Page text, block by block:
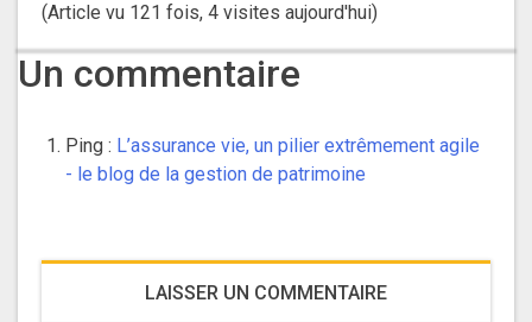
(Article vu 121 fois, 4 visites aujourd'hui)
Un commentaire
Ping : L’assurance vie, un pilier extrêmement agile
- le blog de la gestion de patrimoine
LAISSER UN COMMENTAIRE